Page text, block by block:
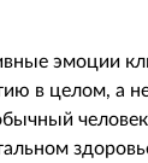
эмоции
в целом, а